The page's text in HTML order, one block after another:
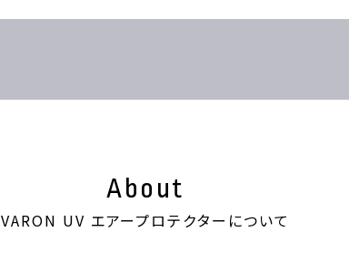
About
VARON UV エアープロテクターについて